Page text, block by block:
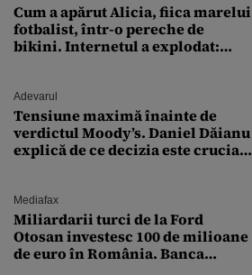
Cum a apărut Alicia, fiica marelui
fotbalist, într-o pereche de
bikini. Internetul a explodat:
Adevarul
Tensiune maximă înainte de
verdictul Moody’s. Daniel Dăianu
explică de ce decizia este crucială
Mediafax
Miliardarii turci de la Ford
Otosan investesc 100 de milioane
de euro în România. Banca